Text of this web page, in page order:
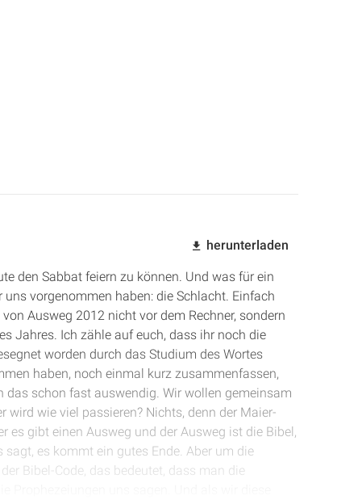
herunterladen
den Sabbat feiern zu können. Und was für ein
vorgenommen haben: die Schlacht. Einfach
Ausweg 2012 nicht vor dem Rechner, sondern
Jahres. Ich zähle auf euch, dass ihr noch die
worden durch das Studium des Wortes
haben, noch einmal kurz zusammenfassen,
schon fast auswendig. Wir wollen gemeinsam
wird wie viel passieren? Nichts, denn der Maier-
es gibt einen Ausweg und der Ausweg ist die Bibel,
es kommt ein gutes Ende. Aber um die
Bibel-Code, das bedeutet, dass man die